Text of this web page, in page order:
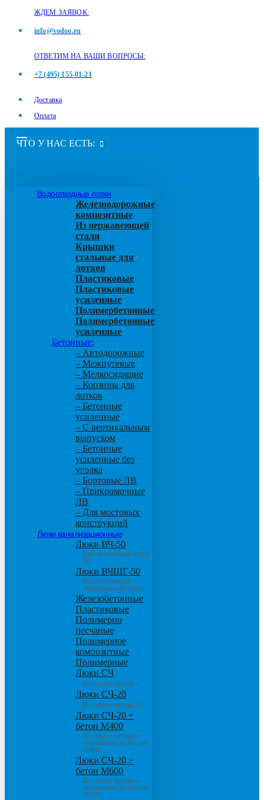
ЖДЕМ ЗАЯВОК:
info@vodoo.ru
ОТВЕТИМ НА ВАШИ ВОПРОСЫ:
+7 (495) 155-01-21
Доставка
Оплата
ЧТО У НАС ЕСТЬ:
Водоотводные лотки
Железнодорожные
композитные
Из нержавеющей
стали
Крышки
стальные для
лотков
Пластиковые
Пластиковые
усиленные
Полимербетонные
Полимербетонные
усиленные
Бетонные:
– Автодорожные
– Межпутевые
– Мелкосидящие
– Корзины для
лотков
– Бетонные
усиленные
– С вертикальным
выпуском
– Бетонные
усиленные без
уголка
– Бортовые ЛВ
– Прикромочные
ЛВ
– Для мостовых
конструкций
Люки канализационные
Люки ВЧ-50
Высокопрочный чугун
50
Люки ВЧШГ-50
Высокопрочный
сверхтяжелый чугун
Железобетонные
Пластиковые
Полимерно
песчаные
Полимерное
композитные
Полимерные
Люки СЧ
Из серого чугуна
Люки СЧ-20
Из серого чугуна 20
Люки СЧ-20 +
бетон М400
Из серого чугуна с
основанием из бетона
М400
Люки СЧ-20 +
бетон М600
Из серого чугуна с
основанием из бетона
М600